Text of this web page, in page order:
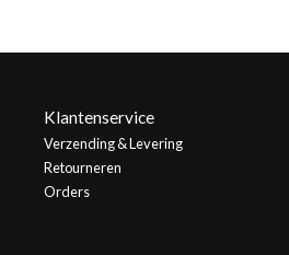
Klantenservice
Verzending & Levering
Retourneren
Orders